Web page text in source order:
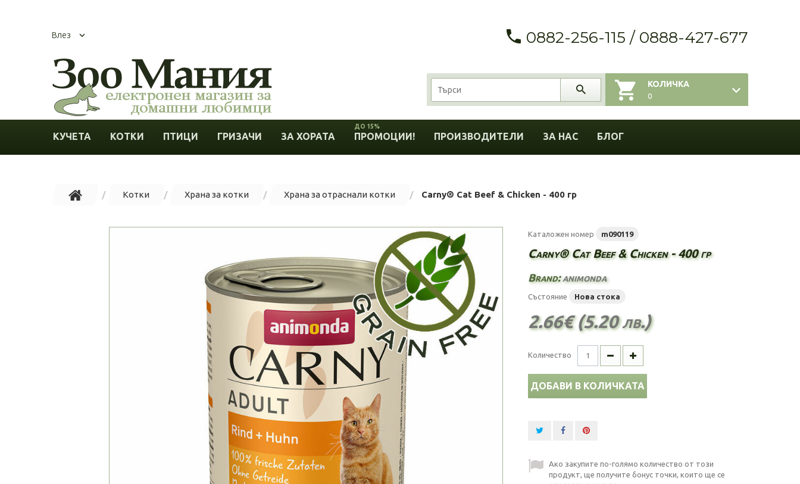
Влез 0882-256-115 / 0888-427-677
КОЛИЧКА
0
КУЧЕТА КОТКИ ПТИЦИ ГРИЗАЧИ ЗА ХОРАТА ПРОМОЦИИ!
ДО 15%
ПРОИЗВОДИТЕЛИ ЗА НАС БЛОГ
Котки Храна за котки Храна за отраснали котки Carny® Cat Beef & Chicken - 400 гр
Каталожен номер m090119
Carny® Cat Beef & Chicken - 400 гр
Brand:animonda
Състояние Нова стока
2.66€ (5.20 лв.)
Количество
ДОБАВИ В КОЛИЧКАТА
Ако закупите по-голямо количество от този
продукт, ще получите бонус точки, които ще се